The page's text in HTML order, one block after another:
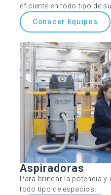
eficiente en todo tipo de
Conocer Equipos
Aspiradoras
Para brindar la potencia y
todo tipo de espacios.